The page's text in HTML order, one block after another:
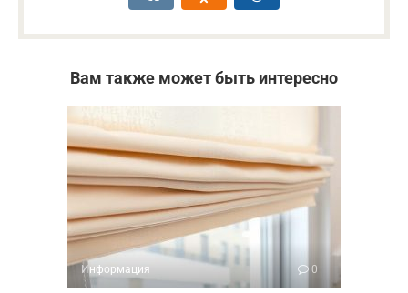
Вам также может быть интересно
Информация 0